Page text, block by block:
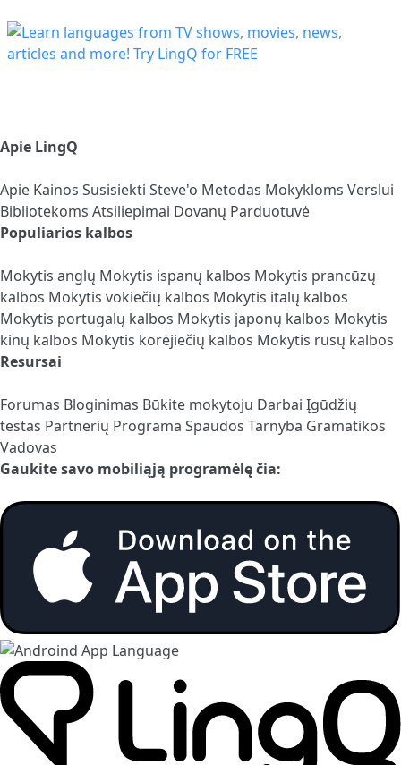
Apie LingQ
Apie Kainos Susisiekti Steve'o Metodas Mokykloms Verslui
Bibliotekoms Atsiliepimai Dovanų Parduotuvė
Populiarios kalbos
Mokytis anglų Mokytis ispanų kalbos Mokytis prancūzų
kalbos Mokytis vokiečių kalbos Mokytis italų kalbos
Mokytis portugalų kalbos Mokytis japonų kalbos Mokytis
kinų kalbos Mokytis korėjiečių kalbos Mokytis rusų kalbos
Resursai
Forumas Bloginimas Būkite mokytoju Darbai Įgūdžių
testas Partnerių Programa Spaudos Tarnyba Gramatikos
Vadovas
Gaukite savo mobiliąją programėlę čia: